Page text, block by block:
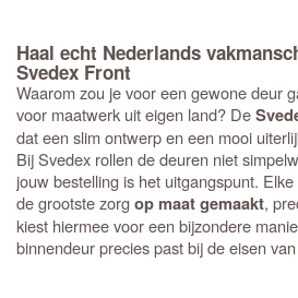
Haal echt Nederlands
Svedex Front
Waarom zou je voor een gewone deur
voor maatwerk uit eigen land? De
dat een slim ontwerp en een mooi
Bij Svedex rollen de deuren niet
jouw bestelling is het uitgangspunt.
de grootste zorgop maat gemaakt,
kiest hiermee voor een bijzondere
binnendeur precies past bij de eisen